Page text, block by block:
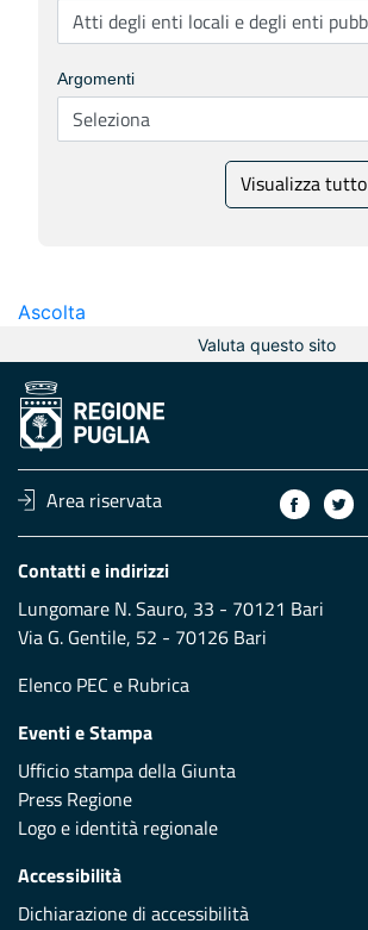
Argomenti
Visualizza tutto
Ascolta
Valuta questo sito
Area riservata
Contatti e indirizzi
Lungomare N. Sauro, 33 - 70121 Bari
Via G. Gentile, 52 - 70126 Bari
Elenco PEC e Rubrica
Eventi e Stampa
Ufficio stampa della Giunta
Press Regione
Logo e identità regionale
Accessibilità
Dichiarazione di accessibilità